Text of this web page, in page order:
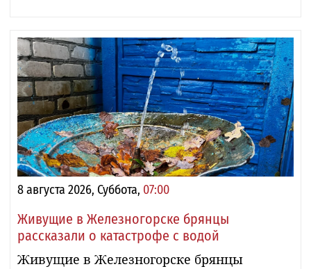
8 августа 2026, Суббота, 07:00
Живущие в Железногорске брянцы
рассказали о катастрофе с водой
Живущие в Железногорске брянцы